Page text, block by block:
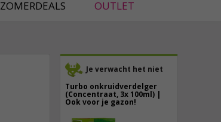
ZOMERDEALS OUTLET
Je verwacht het niet
Turbo onkruidverdelger
(Concentraat, 3x 100ml) |
Ook voor je gazon!